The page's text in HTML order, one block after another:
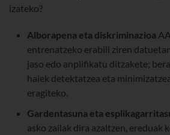
izateko?
Alborapena eta diskriminazioa
entrenatzeko erabili ziren
jaso edo anplifikatu ditzakete;
haiek detektatzea eta
eragiteko.
Gardentasuna eta
asko zailak dira azaltzen, ereduak